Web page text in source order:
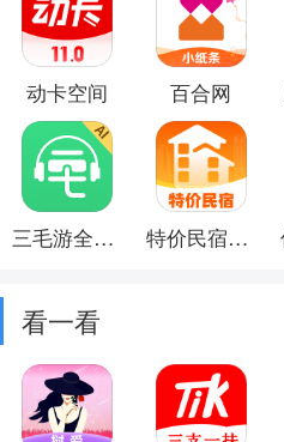
动卡空间 百合网
三毛游全球景点讲解语音导游 特价民宿预订
看一看